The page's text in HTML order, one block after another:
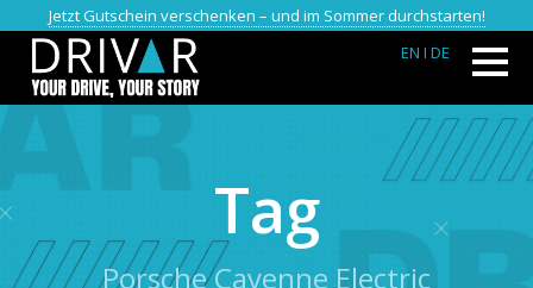
Jetzt Gutschein verschenken – und im Sommer durchstarten!
EN I DE
Tag
Porsche Cayenne Electric